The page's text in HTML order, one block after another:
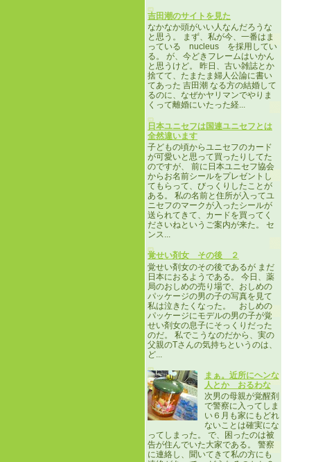
吉田潮のサイトを見た
なかなか頭がいい人なんだろうな
と思う。 まず、私が今、一番はま
っている nucleus を採用してい
る。 が、今どきフレームはいかん
と思うけど。 昨日、古い雑誌とか
捨てて、たまたま婦人公論に書い
てあった 吉田潮 なる方の結婚して
るのに、なぜかヤリマンでやりま
くって離婚にいたった経...
日本ユニセフは国連ユニセフとは
全然違います
子どもの頃からユニセフのカード
が可愛いと思って買ったりしてた
のですが、 前に日本ユニセフ協会
からお名前シールをプレゼントし
てもらって、びっくりしたことが
ある。 私の名前と住所が入ってユ
ニセフのマークが入ったシールが
送られてきて、カードを買ってく
ださいねというご案内が来た。 セ
ンス...
覚せい剤女 その後 ２
覚せい剤女のその後であるが まだ
日本におるようである。 今日、薬
局のおしめの売り場で、おしめの
パッケージの男の子の写真を見て
私は泣きたくなった。 おしめの
パッケージにモデルの男の子が覚
せい剤女の息子にそっくりだった
のだ。 私でこうなのだから、実の
父親のTさんの気持ちというのは、
ど...
まぁ。近所にヘンな
人とか おるわな
次男の母親が覚醒剤
で警察に入ってしま
い６月も家にもどれ
ないことは確実にな
ってしまった。 で、困ったのは被
告が住んでいた大家である。 警察
に連絡し、聞いてきて私の方にも